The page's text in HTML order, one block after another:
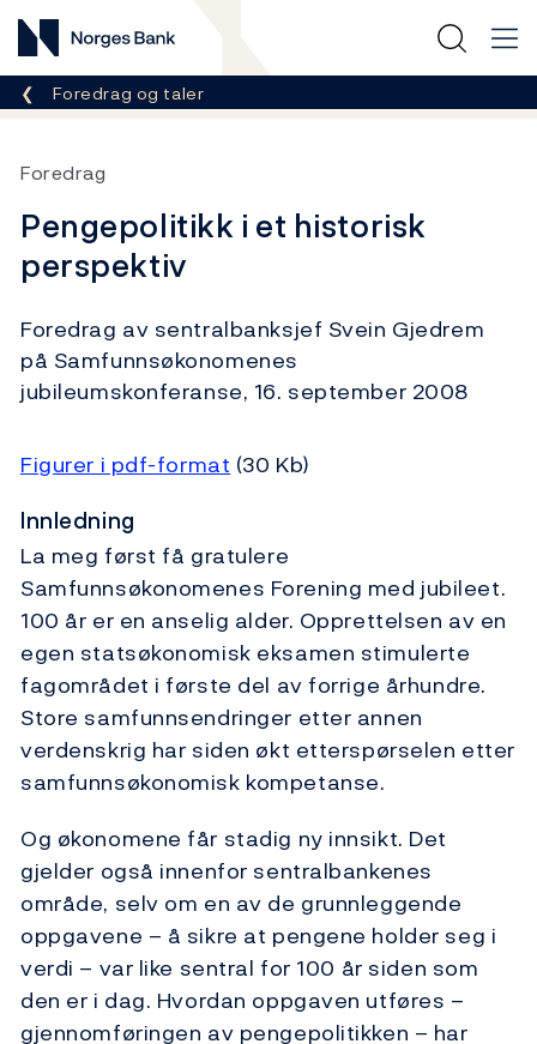
Norges Bank
Her er du nå:
Foredrag og taler
Foredrag
Pengepolitikk i et historisk
perspektiv
Foredrag av sentralbanksjef Svein Gjedrem
på Samfunnsøkonomenes
jubileumskonferanse, 16. september 2008
Figurer i pdf-format (30 Kb)
Innledning
La meg først få gratulere
Samfunnsøkonomenes Forening med jubileet.
100 år er en anselig alder. Opprettelsen av en
egen statsøkonomisk eksamen stimulerte
fagområdet i første del av forrige århundre.
Store samfunnsendringer etter annen
verdenskrig har siden økt etterspørselen etter
samfunnsøkonomisk kompetanse.
Og økonomene får stadig ny innsikt. Det
gjelder også innenfor sentralbankenes
område, selv om en av de grunnleggende
oppgavene – å sikre at pengene holder seg i
verdi – var like sentral for 100 år siden som
den er i dag. Hvordan oppgaven utføres –
gjennomføringen av pengepolitikken – har